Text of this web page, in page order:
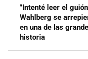
"Intenté leer el
Wahlberg se
en una de las
historia